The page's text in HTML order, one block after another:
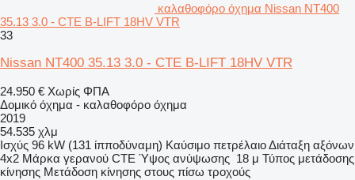
καλαθοφόρο όχημα Nissan NT400
35.13 3.0 - CTE B-LIFT 18HV VTR
33
Nissan NT400 35.13 3.0 - CTE B-LIFT 18HV VTR
24.950 € Χωρίς ΦΠΑ
Δομικό όχημα - καλαθοφόρο όχημα
2019
54.535 χλμ
Ισχύς 96 kW (131 ίπποδύναμη) Καύσιμο πετρέλαιοΔιάταξη αξόνων
4x2 Μάρκα γερανού CTE Ύψος ανύψωσης 18 μ Τύπος μετάδοσης
κίνησης Μετάδοση κίνησης στους πίσω τροχούς